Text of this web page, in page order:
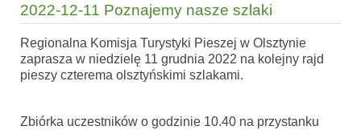
2022-12-11 Poznajemy nasze szlaki
Regionalna Komisja Turystyki Pieszej w Olsztynie
zaprasza w niedzielę 11 grudnia 2022 na kolejny rajd
pieszy czterema olsztyńskimi szlakami.
Zbiórka uczestników o godzinie 10.40 na przystanku